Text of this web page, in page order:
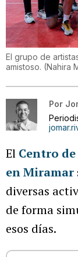
El grupo de
amistoso. (Nahira
Por
El Centro
en Miramar
diversas
de forma
esos días.